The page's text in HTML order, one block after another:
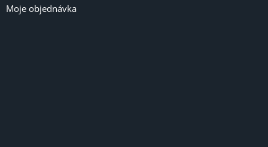
Moje objednávka